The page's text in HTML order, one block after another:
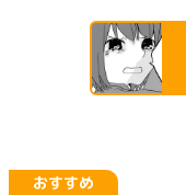
おすすめ